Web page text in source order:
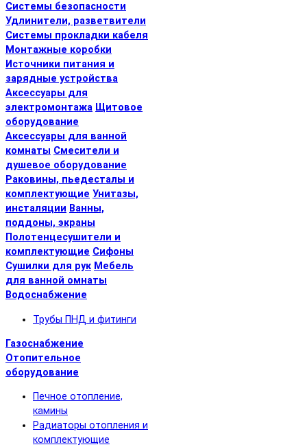
Системы безопасности
Удлинители, разветвители
Системы прокладки кабеля
Монтажные коробки
Источники питания и
зарядные устройства
Аксессуары для
электромонтажа Щитовое
оборудование
Аксессуары для ванной
комнаты Смесители и
душевое оборудование
Раковины, пьедесталы и
комплектующие Унитазы,
инсталяции Ванны,
поддоны, экраны
Полотенцесушители и
комплектующие Сифоны
Сушилки для рук Мебель
для ванной омнаты
Водоснабжение
Трубы ПНД и фитинги
Газоснабжение
Отопительное
оборудование
Печное отопление,
камины
Радиаторы отопления и
комплектующие